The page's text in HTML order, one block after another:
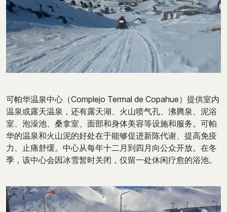
可帕华温泉中心（Complejo Termal de Copahue）提供室内
温泉或露天温泉，还有露天湖、火山喷气孔、沸腾泉、泥浴
室、泡澡池、桑拿室、面部和身体美容等设施和服务。可帕
华的温泉和火山泥的好处在于能够促进新陈代谢、提高免疫
力、止痛舒缓。中心从每年十二月到四月向公众开放。在冬
季，该中心会因冰雪暂时关闭，仅留一处休闲疗愈的浴池。